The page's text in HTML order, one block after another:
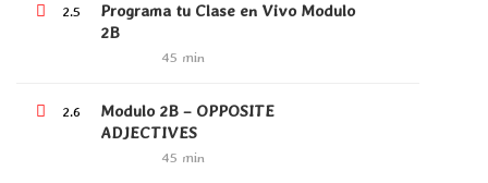
2.5
Programa tu Clase en Vivo Modulo
2B
45 min
2.6
Modulo 2B – OPPOSITE
ADJECTIVES
45 min
Release Status